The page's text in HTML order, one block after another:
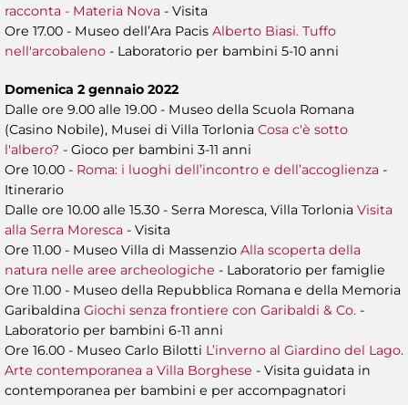
racconta - Materia Nova - Visita
Ore 17.00 - Museo dell’Ara Pacis Alberto Biasi. Tuffo
nell'arcobaleno - Laboratorio per bambini 5-10 anni
Domenica 2 gennaio 2022
Dalle ore 9.00 alle 19.00 - Museo della Scuola Romana
(Casino Nobile), Musei di Villa Torlonia Cosa c'è sotto
l'albero? - Gioco per bambini 3-11 anni
Ore 10.00 - Roma: i luoghi dell’incontro e dell’accoglienza -
Itinerario
Dalle ore 10.00 alle 15.30 - Serra Moresca, Villa Torlonia Visita
alla Serra Moresca - Visita
Ore 11.00 - Museo Villa di Massenzio Alla scoperta della
natura nelle aree archeologiche - Laboratorio per famiglie
Ore 11.00 - Museo della Repubblica Romana e della Memoria
Garibaldina Giochi senza frontiere con Garibaldi & Co. -
Laboratorio per bambini 6-11 anni
Ore 16.00 - Museo Carlo Bilotti L’inverno al Giardino del Lago.
Arte contemporanea a Villa Borghese - Visita guidata in
contemporanea per bambini e per accompagnatori